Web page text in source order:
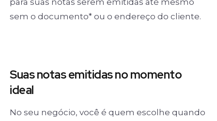
para suas notas serem emitidas até mesmo
sem o documento* ou o endereço do cliente.
Suas notasemitidas no momento
ideal
No seu negócio, você é quem escolhe quando